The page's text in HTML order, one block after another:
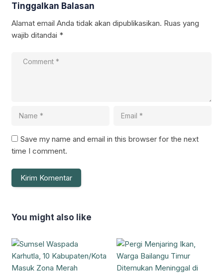
Tinggalkan Balasan
Alamat email Anda tidak akan dipublikasikan. Ruas yang
wajib ditandai *
Save my name and email in this browser for the next
time I comment.
You might also like